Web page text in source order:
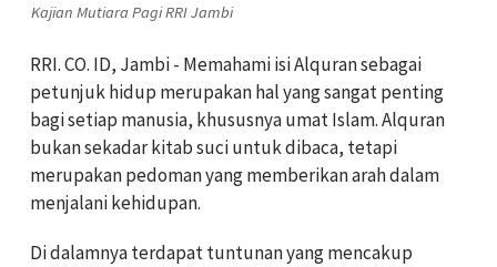
Kajian Mutiara Pagi RRI Jambi
RRI. CO. ID, Jambi - Memahami isi Alquran sebagai
petunjuk hidup merupakan hal yang sangat penting
bagi setiap manusia, khususnya umat Islam. Alquran
bukan sekadar kitab suci untuk dibaca, tetapi
merupakan pedoman yang memberikan arah dalam
menjalani kehidupan.
Di dalamnya terdapat tuntunan yang mencakup